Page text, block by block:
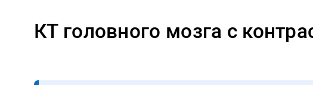
КТ головного мозга с